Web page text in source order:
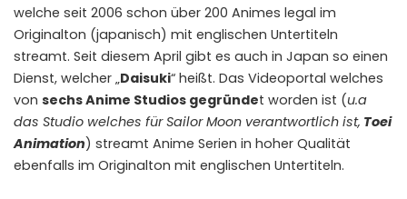
welche seit 2006 schon über 200 Animes legal im
Originalton (japanisch) mit englischen Untertiteln
streamt. Seit diesem April gibt es auch in Japan so einen
Dienst, welcher „Daisuki“ heißt. Das Videoportal welches
von sechs Anime Studios gegründet worden ist (u.a
das Studio welches für Sailor Moon verantwortlich ist, Toei
Animation) streamt Anime Serien in hoher Qualität
ebenfalls im Originalton mit englischen Untertiteln.